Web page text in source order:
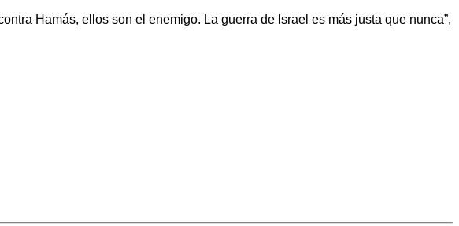
Israel Hamás, ellos son el enemigo. La guerra de Israel es más justa que nunca”,